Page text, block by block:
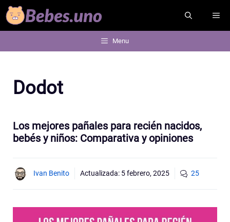
Saltar
al
Menu
Dodot
Los mejores pañales para recién nacidos,
bebés y niños: Comparativa y opiniones
Ivan Benito Actualizada: 5 febrero, 2025 25